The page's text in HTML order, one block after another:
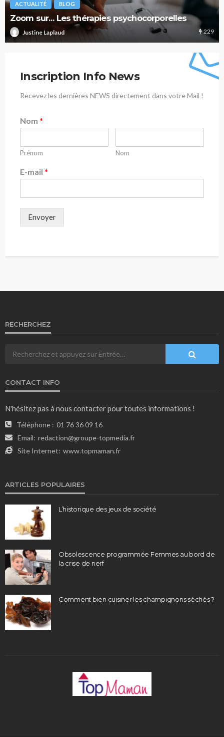
ACTUALITÉ BLOG
Zoom sur… Les thérapies psychocorporelles
Justine Laplaud 229
Inscription Info News
Recevez les dernières NEWS directement dans votre Mail !
Nom *
Prénom Nom
E-mail *
Envoyer
RECHERCHEZ
CONTACT INFO
N'hésitez pas à nous contacter pour toutes informations !
Téléphone : 01 76 36 09 16
Email: redaction@groupe-topmedia.fr
Site Internet: www.topmaman.fr
ARTICLES POPULAIRES
L’historique des jeux de société
Obsolescence programmée Femmes au bord de
la crise de nerf
Comment bien cuisiner les champignons séchés ?